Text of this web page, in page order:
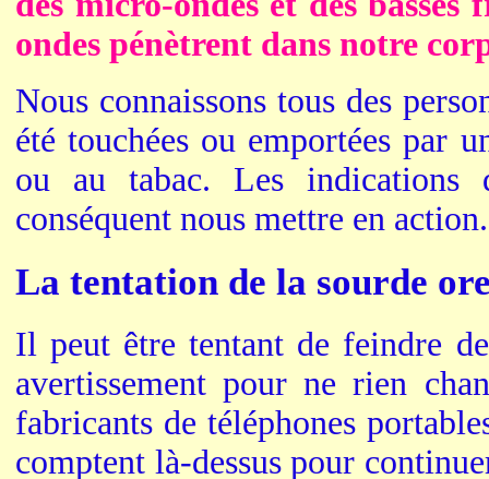
ondes pénètrent dans notre
Nous connaissons tous des
été touchées ou emportées par
ou au tabac. Les indications
conséquent nous mettre en action.
La tentation de la sourde
Il peut être tentant de feindre
avertissement pour ne rien
fabricants de téléphones
comptent là-dessus pour